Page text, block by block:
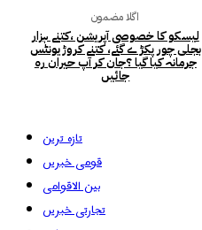
اگلا مضمون
لیسکو کا خصوصی آپریشن ،کتنے ہزار
بجلی چور پکڑ ے گئے، کتنے کروڑ یونٹس
جرمانہ کیا گیا ؟جان کر آپ حیران رہ
جائیں
تازہ ترین
قومی خبریں
بین الاقوامی
تجارتی خبریں